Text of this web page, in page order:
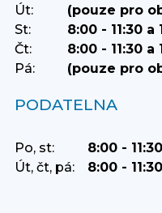
Út:
(pouze pro
St:
8:00 - 11:30 a
Čt:
8:00 - 11:30 a
Pá:
(pouze pro
PODATELNA
Po, st:
8:00 -
Út, čt, pá:
8:00 -